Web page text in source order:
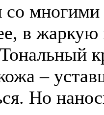
со
в жаркую
–
Но